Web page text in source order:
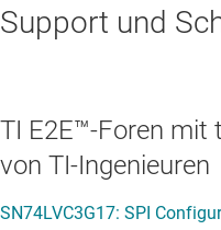
Support und
TI E2E™-Foren mit
von TI-Ingenieuren